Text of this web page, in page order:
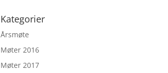
Kategorier
Årsmøte
Møter 2016
Møter 2017